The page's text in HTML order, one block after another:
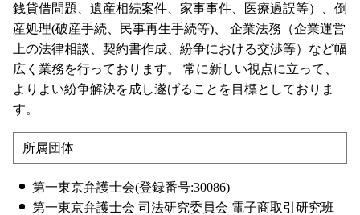
銭貸借問題、遺産相続案件、家事事件、医療過誤等）、倒
産処理(破産手続、民事再生手続等)、 企業法務（企業運営
上の法律相談、契約書作成、紛争における交渉等）など幅
広く業務を行っております。 常に新しい視点に立って、
よりよい紛争解決を成し遂げることを目標としておりま
す。
所属団体
第一東京弁護士会(登録番号:30086)
第一東京弁護士会 司法研究委員会 電子商取引研究班